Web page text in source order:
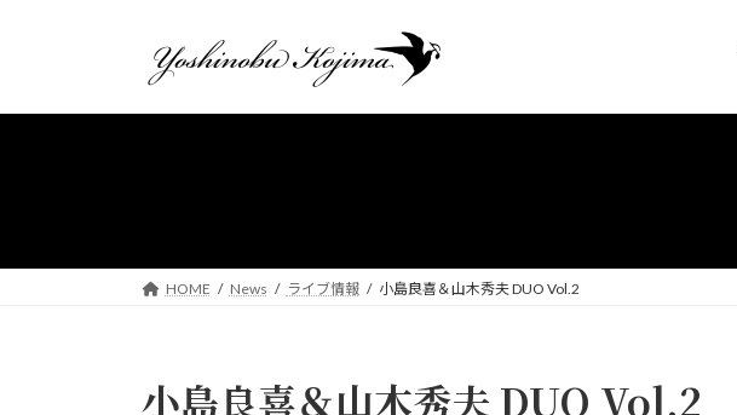
プ
動
HOME News ライブ情報 小島良喜＆山木秀夫 DUO Vol.2
小島良喜＆山木秀夫 DUO Vol.2